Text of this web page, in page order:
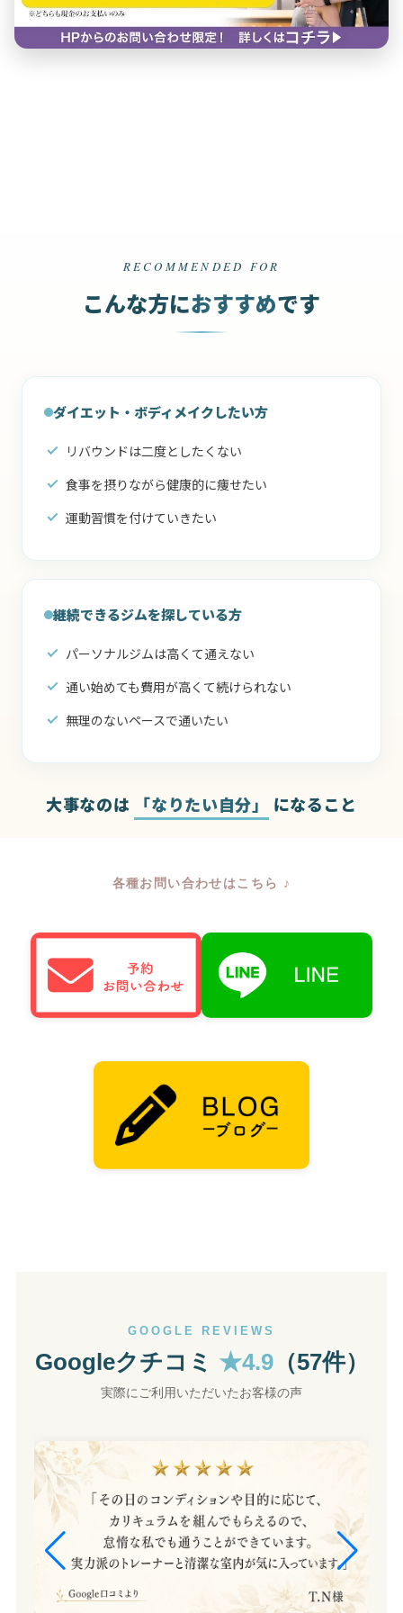
RECOMMENDED FOR
こんな方におすすめです
ダイエット・ボディメイクしたい方
リバウンドは二度としたくない
食事を摂りながら健康的に痩せたい
運動習慣を付けていきたい
継続できるジムを探している方
パーソナルジムは高くて通えない
通い始めても費用が高くて続けられない
無理のないペースで通いたい
大事なのは 「なりたい自分」 になること
各種お問い合わせはこちら ♪
GOOGLE REVIEWS
Googleクチコミ ★4.9（57件）
実際にご利用いただいたお客様の声